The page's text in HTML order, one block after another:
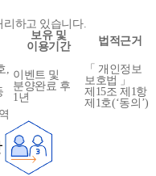
리하고 있습니다.
보유 및
이용기간
법적근거
, 이벤트 및
분양완료 후
1년
「 개인정보
보호법 」
제15조 제1항
제1호(‘동의’)